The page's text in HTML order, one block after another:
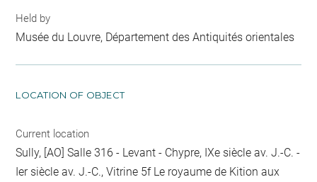
Held by
Musée du Louvre, Département des Antiquités orientales
LOCATION OF OBJECT
Current location
Sully, [AO] Salle 316 - Levant - Chypre, IXe siècle av. J.-C. -
Ier siècle av. J.-C., Vitrine 5f Le royaume de Kition aux